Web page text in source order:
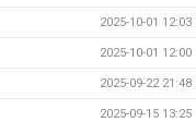
2025-10-01 12:03
2025-10-01 12:00
2025-09-22 21:48
2025-09-15 13:25